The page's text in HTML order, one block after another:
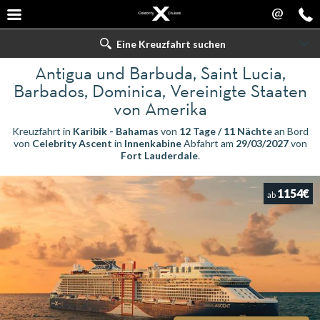
@
Eine Kreuzfahrt suchen
Antigua und Barbuda, Saint Lucia,
Barbados, Dominica, Vereinigte Staaten
von Amerika
Kreuzfahrt in Karibik - Bahamas von 12 Tage / 11 Nächtean Bord
von Celebrity Ascent in InnenkabineAbfahrt am 29/03/2027von
Fort Lauderdale.
ab 1154€